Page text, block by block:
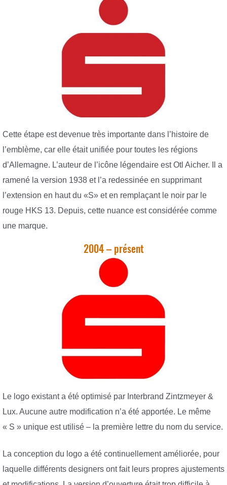
Cette étape est devenue très importante dans l’histoire de
l’emblème, car elle était unifiée pour toutes les régions
d’Allemagne. L’auteur de l’icône légendaire est Otl Aicher. Il a
ramené la version 1938 et l’a redessinée en supprimant
l’extension en haut du «S» et en remplaçant le noir par le
rouge HKS 13. Depuis, cette nuance est considérée comme
une marque.
2004 – présent
Le logo existant a été optimisé par Interbrand Zintzmeyer &
Lux. Aucune autre modification n’a été apportée. Le même
« S » unique est utilisé – la première lettre du nom du service.
La conception du logo a été continuellement améliorée, pour
laquelle différents designers ont fait leurs propres ajustements